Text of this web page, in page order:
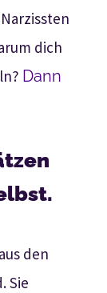
dich
Dann
den
Sie